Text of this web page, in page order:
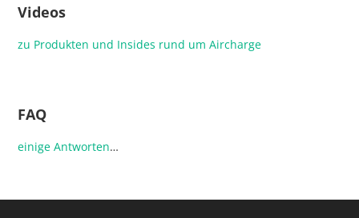
Videos
zu Produkten und Insides rund um Aircharge
FAQ
einige Antworten…